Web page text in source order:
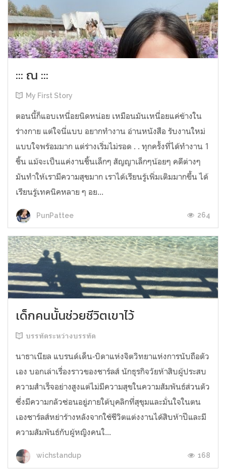
::: ณ :::
My First Story
ตอนนี้ก็แอบเหนื่อยนิดหน่อย เหมือนมันเหนื่อยแค่ข้างใน
ร่างกาย แต่ใจนี่แบบ อยากทำงาน อ่านหนังสือ รับงานใหม่
แบบใจพร้อมมาก แต่ร่างเริ่มไม่รอด . . ทุกครั้งที่ได้ทำงาน 1
ชิ้น แม้จะเป็นแค่งานชิ้นเล็กๆ สัญญาเล็กๆน้อยๆ คดีต่างๆ
มันทำให้เรามีความสุขมาก เราได้เรียนรู้เพิ่มเติมมากขึ้น ได้
เรียนรู้เทคนิคหลาย ๆ อย...
PunPattee 264
เด็กคนนั้นช่วยชีวิตเขาไว้
บรรทัดระหว่างบรรทัด
นาธาเนียล แบรนด์เด็น-บิดาแห่งจิตวิทยาแห่งการนับถือตัว
เอง บอกเล่าเรื่องราวของชาร์ลส์ นักธุรกิจวัยห้าสิบผู้ประสบ
ความสำเร็จอย่างสูงแต่ไม่มีความสุขในความสัมพันธ์ส่วนตัว
ซึ่งมีความกลัวซ่อนอยู่ภายใต้บุคลิกที่สุขุมและมั่นใจในตน
เองชาร์ลส์หย่าร้างหลังจากใช้ชีวิตแต่งงานได้สิบห้าปีและมี
ความสัมพันธ์กับผู้หญิงคนใ...
wichstandup 168